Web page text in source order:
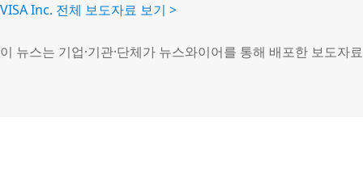
VISA Inc. 전체 보도자료 보기 >
이 뉴스는 기업·기관·단체가 뉴스와이어를 통해 배포한 보도자